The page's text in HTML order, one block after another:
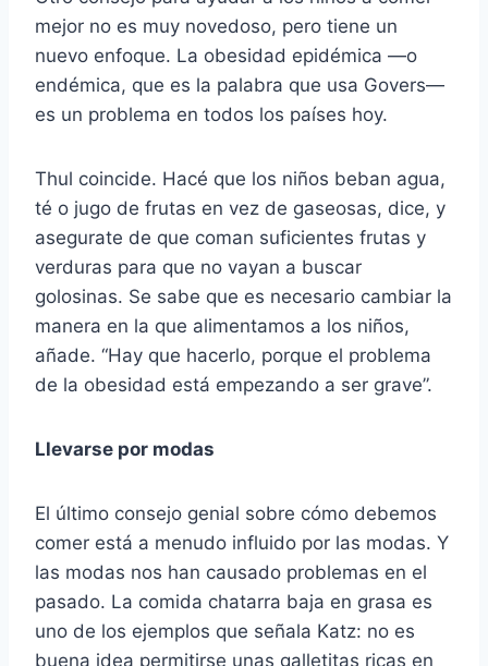
mejor no es muy novedoso, pero tiene un
nuevo enfoque. La obesidad epidémica —o
endémica, que es la palabra que usa Govers—
es un problema en todos los países hoy.
Thul coincide. Hacé que los niños beban agua,
té o jugo de frutas en vez de gaseosas, dice, y
asegurate de que coman suficientes frutas y
verduras para que no vayan a buscar
golosinas. Se sabe que es necesario cambiar la
manera en la que alimentamos a los niños,
añade. “Hay que hacerlo, porque el problema
de la obesidad está empezando a ser grave”.
Llevarse por modas
El último consejo genial sobre cómo debemos
comer está a menudo influido por las modas. Y
las modas nos han causado problemas en el
pasado. La comida chatarra baja en grasa es
uno de los ejemplos que señala Katz: no es
buena idea permitirse unas galletitas ricas en